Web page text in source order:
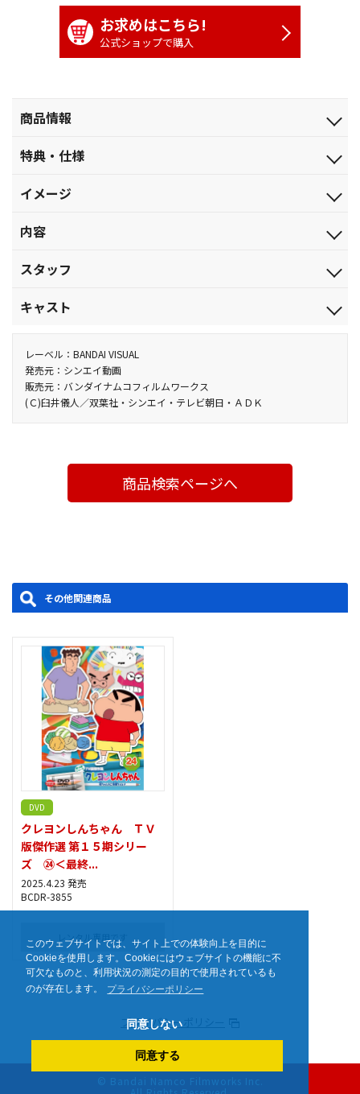
このウェブサイトでは、サイト上での体験向上を目的に
Cookieを使用します。Cookieにはウェブサイトの機能に不
可欠なものと、利用状況の測定の目的で使用されているも
のが存在します。
プライバシーポリシー
同意しない
同意する
お求めはこちら!
公式ショップで購入
商品情報
2025.4.23
ジャンル
TVアニメ
品番
BCBA-5084
税込価格(10%)
￥3,080
税抜価格
カラー／確／74分／（本編72分+特典2分）／ﾄﾞﾙﾋﾞｰﾃﾞｼﾞﾀﾙ（ｽﾃﾚ
ｵ）／片面2層／16:9（ｽｸｲｰｽﾞ）／ﾋﾞｽﾀｻｲｽﾞ
特典・仕様
○ノンテロップＯＰ
イメージ
内容
第1話「母ちゃんのご機嫌をとるゾ」／第2話「豪快作家とセール
第3話「カスカベ世界発見だゾ」／第4話「ナイトプールでフィー
第5話「カニ捕獲作戦だゾ」／第6話「シン・デレイラだゾ」
第7話「母ちゃんと特訓するゾ」／第8話「夏の終わりのプールだ
ゾ」
第9話「ボーちゃんがかくしてるゾ」／第10話「父ちゃんが私服出
スタッフ
Ｋエモーションズ・シンエイ動画 他
キャスト
智之／ひまわり：こおろぎさとみ 他
レーベル：BANDAI VISUAL
発売元：シンエイ動画
販売元：バンダイナムコフィルムワークス
(Ｃ)臼井儀人／双葉社・シンエイ・テレビ朝日・ＡＤＫ
商品検索ページへ
その他関連商品
DVD
クレヨンしんちゃん ＴＶ
版傑作選 第１５期シリー
ズ ㉔＜最終...
2025.4.23 発売
BCDR-3855
レンタル専用です
プライバシーポリシー
© Bandai Namco Filmworks Inc.